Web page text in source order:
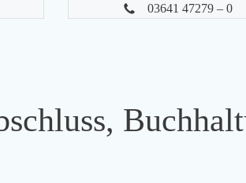
03641 47279 – 0